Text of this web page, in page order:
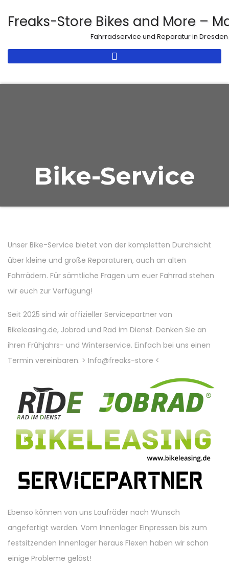
InhaltFreaks-Store Bikes and More –
Fahrradservice und Reparatur in Dresden
Bike-Service
Unser Bike-Service bietet von der kompletten Durchsicht
über kleine und große Reparaturen, auch an alten
Fahrrädern. Für sämtliche Fragen um euer Fahrrad stehen
wir euch zur Verfügung!
Seit 2025 sind wir offizieller Servicepartner von
Bikeleasing.de, Jobrad und Rad im Dienst. Denken Sie an
ihren Frühjahrs- und Winterservice. Einfach bei uns einen
Termin vereinbaren. > Info@freaks-store <
Ebenso können von uns Laufräder nach Wunsch
angefertigt werden. Vom Innenlager Einpressen bis zum
festsitzenden Innenlager heraus Flexen haben wir schon
einige Probleme gelöst!